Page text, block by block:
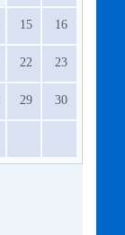
15 16
22 23
29 30